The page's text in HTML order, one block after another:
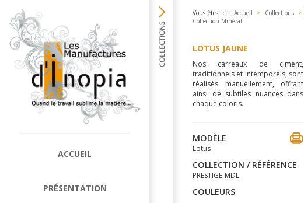
ACCUEIL
PRÉSENTATION
Vous êtes ici : Accueil > Collections
>
Collection Minéral
LOTUS JAUNE
Nos carreaux de ciment,
traditionnels et intemporels, sont
réalisés manuellement, offrant
ainsi de subtiles nuances dans
chaque coloris.
MODÈLE
Lotus
COLLECTION / RÉFÉRENCE
PRESTIGE-MDL
COULEURS